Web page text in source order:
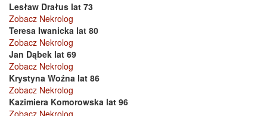
Lesław Drałus lat 73
Zobacz Nekrolog
Teresa Iwanicka lat 80
Zobacz Nekrolog
Jan Dąbek lat 69
Zobacz Nekrolog
Krystyna Woźna lat 86
Zobacz Nekrolog
Kazimiera Komorowska lat 96
Zobacz Nekrolog